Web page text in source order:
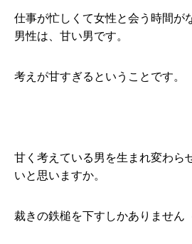
仕事が忙しくて女性と会う時間が
男性は、甘い男です。
考えが甘すぎるということです。
甘く考えている男を生まれ変わら
いと思いますか。
裁きの鉄槌を下すしかありません